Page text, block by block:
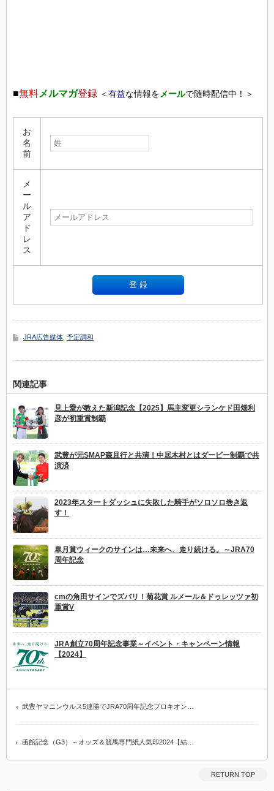
■無料メルマガ登録 ＜有益な情報をメールで随時配信中！＞
お
名
前
メ
ー
ル
ア
ド
レ
ス
JRA広告媒体 予定調和
関連記事
見上愛が教えた新潟記念【2025】馬主変更シランケド田畑利
彦が初重賞制覇
武豊が元SMAP森且行と共演！中居木村とはダービー制覇で共
演済
2023年スタートダッシュに失敗した騎手がソロソロ巻き返
す！
皐月賞ウィークのサインは…未来へ、走り続ける。～JRA70
周年記念
cmの角田サインでズバリ！菊花賞 ルメール＆ドゥレッツァ初
重賞V
JRA創立70周年記念事業～イベント・キャンペーン情報
【2024】
武豊ヤマニンウルス5連勝でJRA70周年記念プロキオン…
函館記念（G3）～オッズ＆競馬専門紙人気印2024【結…
RETURN TOP